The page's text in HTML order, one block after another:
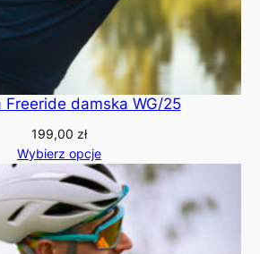
Freeride damska WG/25
199,00 zł
Wybierz opcje